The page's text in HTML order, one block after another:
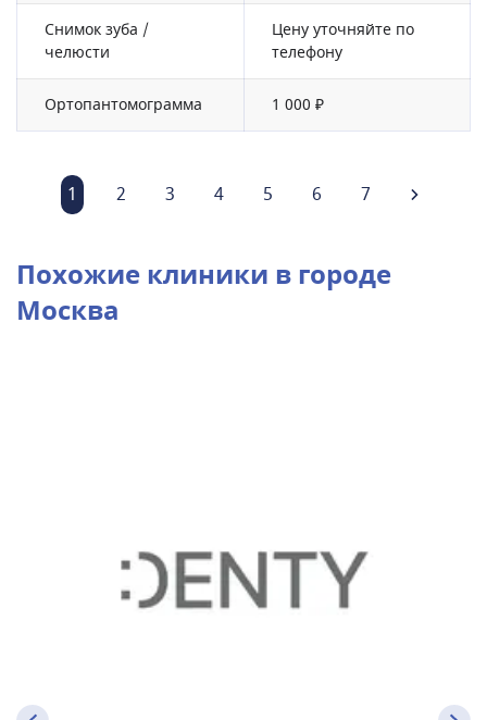
Снимок зуба /
челюсти
Цену уточняйте по
телефону
Ортопантомограмма 1 000 ₽
1 2 3 4 5 6 7
Похожие клиники в городе
Москва